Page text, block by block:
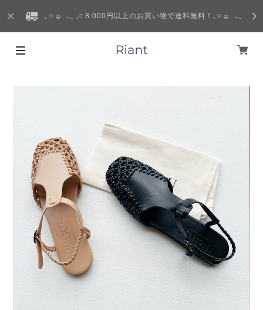
𓈒 𓏸 𓐍 𓂃 𓈒𓏸 8.000円以上のお買い物で送料無料！𓈒 𓏸 𓐍 𓂃